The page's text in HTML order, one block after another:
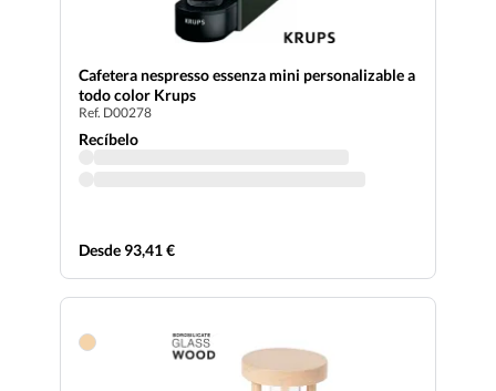
Cafetera nespresso essenza mini personalizable a
todo color Krups
Ref. D00278
Recíbelo
Desde 93,41 €